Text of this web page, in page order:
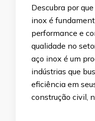
Descubra por
inox é
performance e
qualidade no
aço inox é um
indústrias que
eficiência em
construção civil,